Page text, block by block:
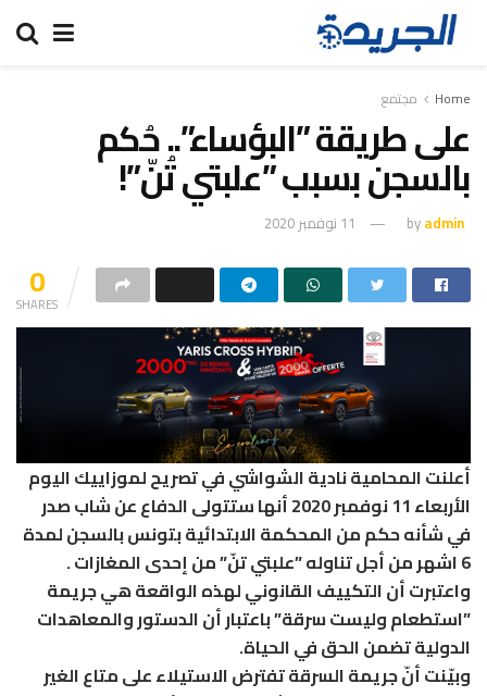
Home مجتمع
على طريقة ”البؤساء”.. حُكم
بالسجن بسبب ”علبتي تُنّ”!
byadmin 11 نوفمبر 2020
0
SHARES
أعلنت المحامية نادية الشواشي في تصريح لموزاييك اليوم
الأربعاء 11 نوفمبر 2020 أنها ستتولى الدفاع عن شاب صدر
في شأنه حكم من المحكمة الابتدائية بتونس بالسجن لمدة
6 اشهر من أجل تناوله ”علبتي تنّ” من إحدى المغازات .
واعتبرت أن التكييف القانوني لهذه الواقعة هي جريمة
”استطعام وليست سرقة” باعتبار أن الدستور والمعاهدات
الدولية تضمن الحق في الحياة.
وبيّنت أنّ جريمة السرقة تفترض الاستيلاء على متاع الغير